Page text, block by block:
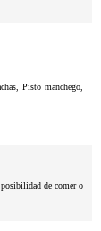
Pisto manchego,
de comer o